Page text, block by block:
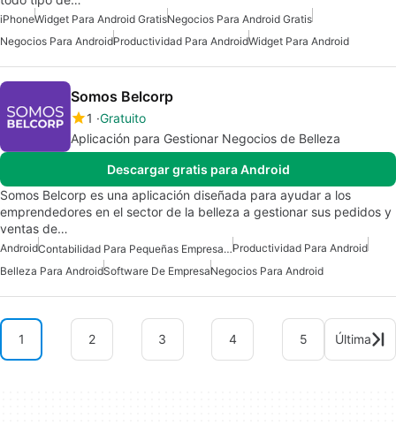
iPhoneWidget Para Android GratisNegocios Para Android Gratis
Negocios Para AndroidProductividad Para AndroidWidget Para Android
Somos Belcorp
1 Gratuito
Aplicación para Gestionar Negocios de Belleza
Descargar gratis para Android
Somos Belcorp es una aplicación diseñada para ayudar a los
emprendedores en el sector de la belleza a gestionar sus pedidos y
ventas de…
Android Contabilidad Para Pequeñas Empresas En AndroidProductividad Para Android
Belleza Para AndroidSoftware De EmpresaNegocios Para Android
1 2 3 4 5 Última